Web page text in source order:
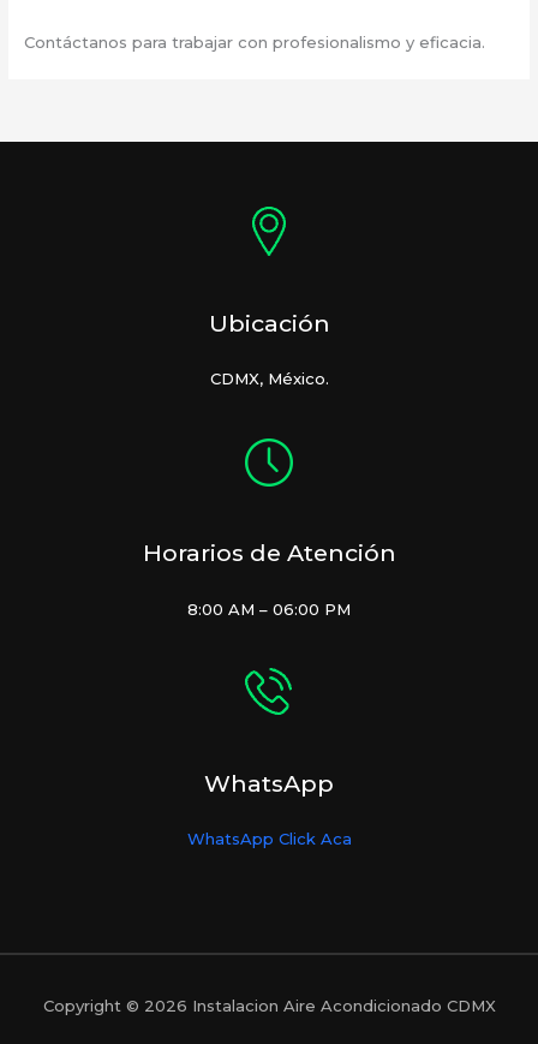
Contáctanos para trabajar con profesionalismo y eficacia.
Ubicación
CDMX, México.
Horarios de Atención
8:00 AM – 06:00 PM
WhatsApp
WhatsApp Click Aca
Copyright © 2026 Instalacion Aire Acondicionado CDMX